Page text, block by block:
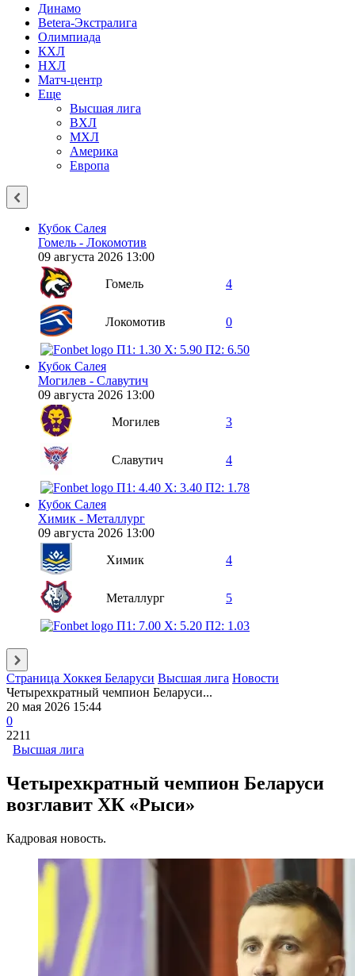
Динамо
Betera-Экстралига
Олимпиада
КХЛ
НХЛ
Матч-центр
Еще
Высшая лига
ВХЛ
МХЛ
Америка
Европа
Кубок Салея
Гомель - Локомотив
09 августа 2026 13:00
Гомель
4
Локомотив 0
П1: 1.30 X: 5.90 П2: 6.50
Кубок Салея
Могилев - Славутич
09 августа 2026 13:00
Могилев
3
Славутич 4
П1: 4.40 X: 3.40 П2: 1.78
Кубок Салея
Химик - Металлург
09 августа 2026 13:00
Химик
4
Металлург 5
П1: 7.00 X: 5.20 П2: 1.03
Страница Хоккея Беларуси Высшая лига Новости
Четырехкратный чемпион Беларуси...
20 мая 2026 15:44
0
2211
Высшая лига
Четырехкратный чемпион Беларуси
возглавит ХК «Рыси»
Кадровая новость.